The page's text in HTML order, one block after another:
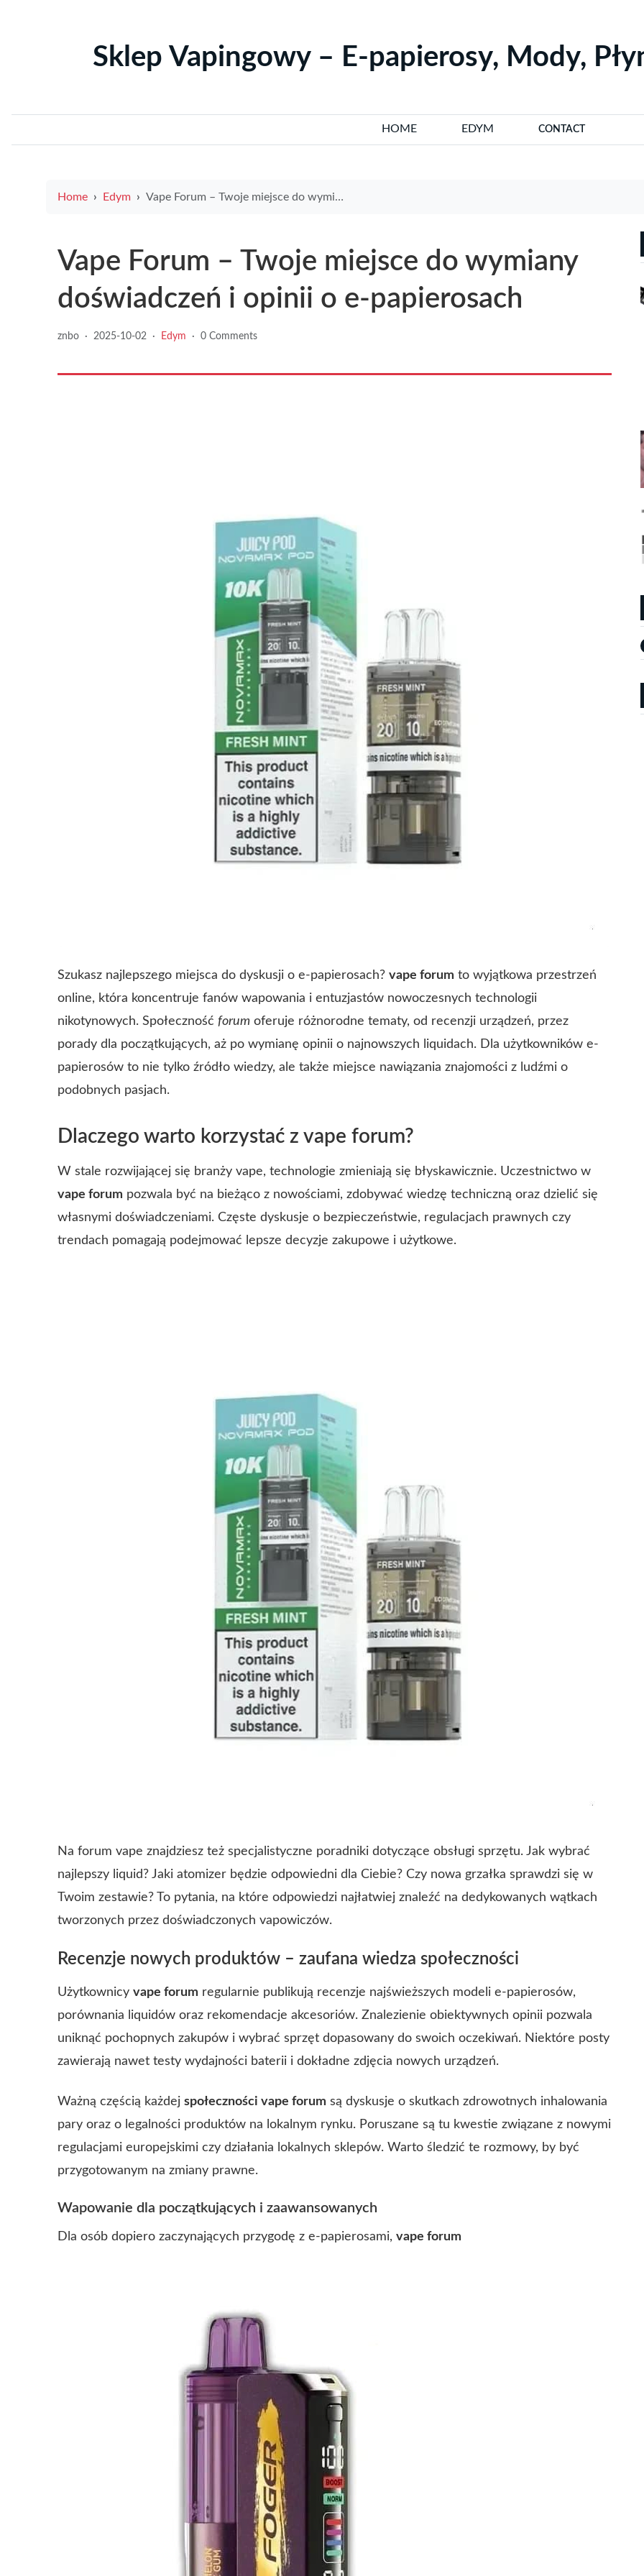
Sklep Vapingowy – E-papierosy, Mody,
HOME EDYM CONTACT
Home Edym Vape Forum – Twoje miejsce do wymiany doświadczeń i opinii o e-papierosach
Vape Forum – Twoje miejsce do wymiany
doświadczeń i opinii o e-papierosach
znbo · 2025-10-02 · Edym · 0 Comments
Szukasz najlepszego miejsca do dyskusji o e-papierosach? vape forum to wyjątkowa przestrzeń
online, która koncentruje fanów wapowania i entuzjastów nowoczesnych technologii
nikotynowych. Społeczność forum oferuje różnorodne tematy, od recenzji urządzeń, przez
porady dla początkujących, aż po wymianę opinii o najnowszych liquidach. Dla użytkowników e-
papierosów to nie tylko źródło wiedzy, ale także miejsce nawiązania znajomości z ludźmi o
podobnych pasjach.
Dlaczego warto korzystać z vape forum?
W stale rozwijającej się branży vape, technologie zmieniają się błyskawicznie. Uczestnictwo w
vape forum pozwala być na bieżąco z nowościami, zdobywać wiedzę techniczną oraz dzielić się
własnymi doświadczeniami. Częste dyskusje o bezpieczeństwie, regulacjach prawnych czy
trendach pomagają podejmować lepsze decyzje zakupowe i użytkowe.
Na forum vape znajdziesz też specjalistyczne poradniki dotyczące obsługi sprzętu. Jak wybrać
najlepszy liquid? Jaki atomizer będzie odpowiedni dla Ciebie? Czy nowa grzałka sprawdzi się w
Twoim zestawie? To pytania, na które odpowiedzi najłatwiej znaleźć na dedykowanych wątkach
tworzonych przez doświadczonych vapowiczów.
Recenzje nowych produktów – zaufana wiedza społeczności
Użytkownicy vape forum regularnie publikują recenzje najświeższych modeli e-papierosów,
porównania liquidów oraz rekomendacje akcesoriów. Znalezienie obiektywnych opinii pozwala
uniknąć pochopnych zakupów i wybrać sprzęt dopasowany do swoich oczekiwań. Niektóre posty
zawierają nawet testy wydajności baterii i dokładne zdjęcia nowych urządzeń.
Ważną częścią każdej społeczności vape forum są dyskusje o skutkach zdrowotnych inhalowania
pary oraz o legalności produktów na lokalnym rynku. Poruszane są tu kwestie związane z nowymi
regulacjami europejskimi czy działania lokalnych sklepów. Warto śledzić te rozmowy, by być
przygotowanym na zmiany prawne.
Wapowanie dla początkujących i zaawansowanych
Dla osób dopiero zaczynających przygodę z e-papierosami, vape forum